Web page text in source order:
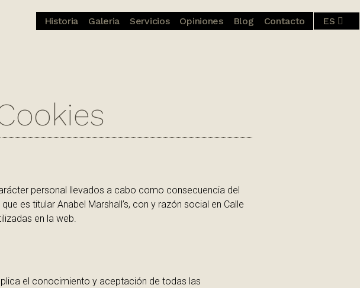
Historia Galeria Servicios Opiniones Blog Contacto ES
CA
personal llevados a cabo como consecuencia del
es titular Anabel Marshall’s, con y razón social en Calle
en la web.
el conocimiento y aceptación de todas las